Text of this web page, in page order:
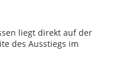
liegt direkt auf der
des Ausstiegs im